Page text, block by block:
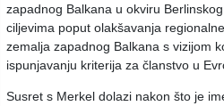
zapadnog Balkana u okviru
ciljevima poput olakšavanja
zemalja zapadnog Balkana s vizijom
ispunjavanju kriterija za članstvo u
Susret s Merkel dolazi nakon što je